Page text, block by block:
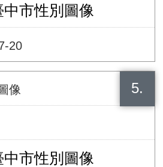
中市性別圖像
20
5.
像
中市性別圖像